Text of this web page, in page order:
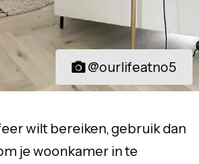
@ourlifeatno5
wilt bereiken, gebruik dan
je woonkamer in te